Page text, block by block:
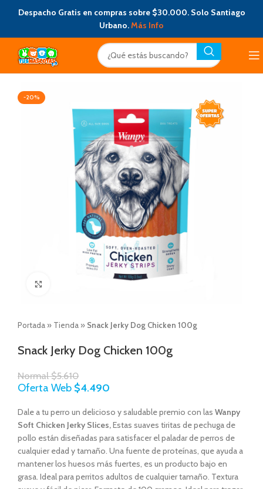
Despacho Gratis en compras sobre $30.000. Solo Santiago
Urbano.Más Info
-20%
Portada » Tienda » Snack Jerky Dog Chicken 100g
Snack Jerky Dog Chicken 100g
Normal$5.610
Oferta Web $4.490
Dale a tu perro un delicioso y saludable premio con las Wanpy
Soft Chicken Jerky Slices,Estas suaves tiritas de pechuga de
pollo están diseñadas para satisfacer el paladar de perros de
cualquier edad y tamaño. Una fuente de proteínas, que ayuda a
mantener los huesos más fuertes, es un producto bajo en
grasa. Ideal para perritos adultos de cualquier tamaño. Textura